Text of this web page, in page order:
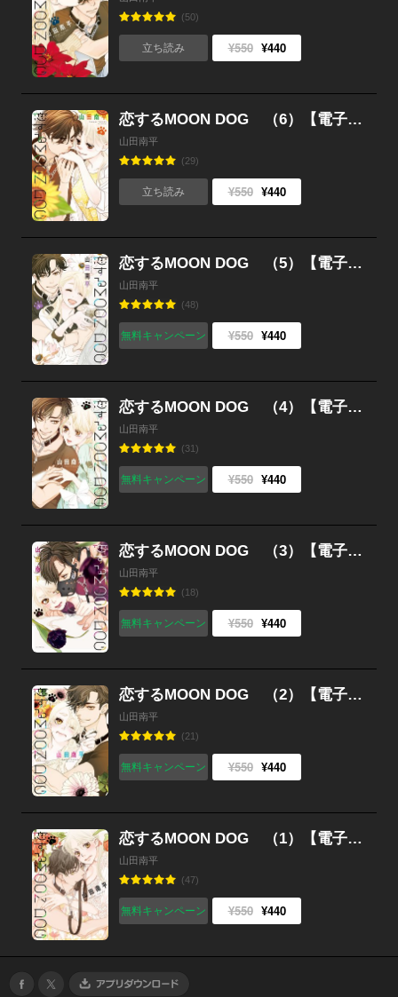
(50)
立ち読み ¥550 ¥440
恋するMOON DOG （6）【電子限定おまけ付き】
山田南平
(29)
立ち読み ¥550 ¥440
恋するMOON DOG （5）【電子限定おまけ付き】
山田南平
(48)
無料キャンペーン ¥550 ¥440
恋するMOON DOG （4）【電子限定おまけ付き】
山田南平
(31)
無料キャンペーン ¥550 ¥440
恋するMOON DOG （3）【電子限定おまけ付き】
山田南平
(18)
無料キャンペーン ¥550 ¥440
恋するMOON DOG （2）【電子限定おまけ付き】
山田南平
(21)
無料キャンペーン ¥550 ¥440
恋するMOON DOG （1）【電子限定おまけ付き】
山田南平
(47)
無料キャンペーン ¥550 ¥440